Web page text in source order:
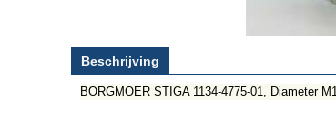
Beschrijving
BORGMOER STIGA 1134-4775-01, Diameter